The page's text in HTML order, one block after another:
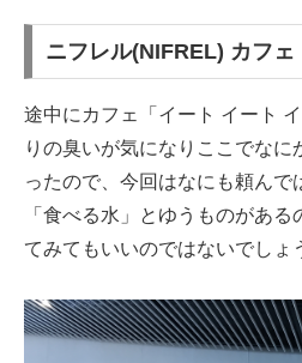
ニフレル(NIFREL) カフェ
途中にカフェ「イート イート
りの臭いが気になりここでな
ったので、今回はなにも頼んで
「食べる水」とゆうものがあ
てみてもいいのではないでしょ